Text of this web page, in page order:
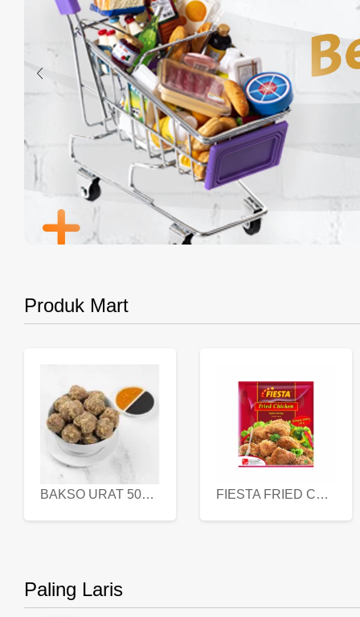
Produk Mart
BAKSO URAT 500 GR FIESTA FRIED CHICKEN 500 GR
Paling Laris